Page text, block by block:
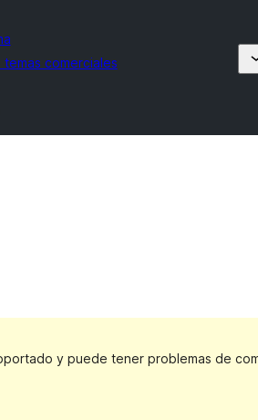
temas comerciales
y puede tener problemas de